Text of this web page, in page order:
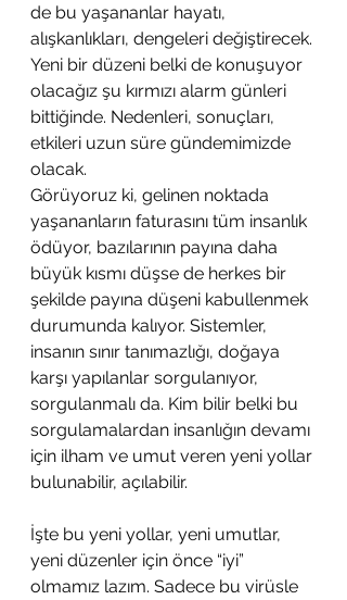
de bu yaşananlar hayatı,
alışkanlıkları, dengeleri değiştirecek.
Yeni bir düzeni belki de konuşuyor
olacağız şu kırmızı alarm günleri
bittiğinde. Nedenleri, sonuçları,
etkileri uzun süre gündemimizde
olacak.
Görüyoruz ki, gelinen noktada
yaşananların faturasını tüm insanlık
ödüyor, bazılarının payına daha
büyük kısmı düşse de herkes bir
şekilde payına düşeni kabullenmek
durumunda kalıyor. Sistemler,
insanın sınır tanımazlığı, doğaya
karşı yapılanlar sorgulanıyor,
sorgulanmalı da. Kim bilir belki bu
sorgulamalardan insanlığın devamı
için ilham ve umut veren yeni yollar
bulunabilir, açılabilir.
İşte bu yeni yollar, yeni umutlar,
yeni düzenler için önce “iyi”
olmamız lazım. Sadece bu virüsle